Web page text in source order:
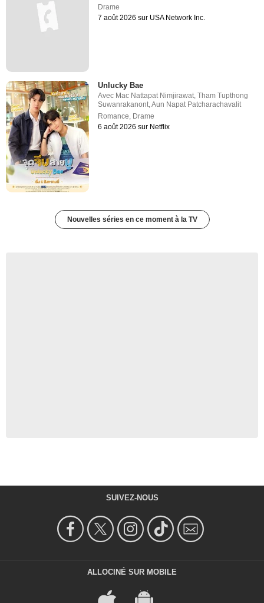
Drame
7 août 2026 sur USA Network Inc.
Unlucky Bae
Avec Mac Nattapat Nimjirawat,Tham Tupthong
Suwanrakanont,Aun Napat Patcharachavalit
Romance, Drame
6 août 2026 sur Netflix
Nouvelles séries en ce moment à la TV
SUIVEZ-NOUS
ALLOCINÉ SUR MOBILE